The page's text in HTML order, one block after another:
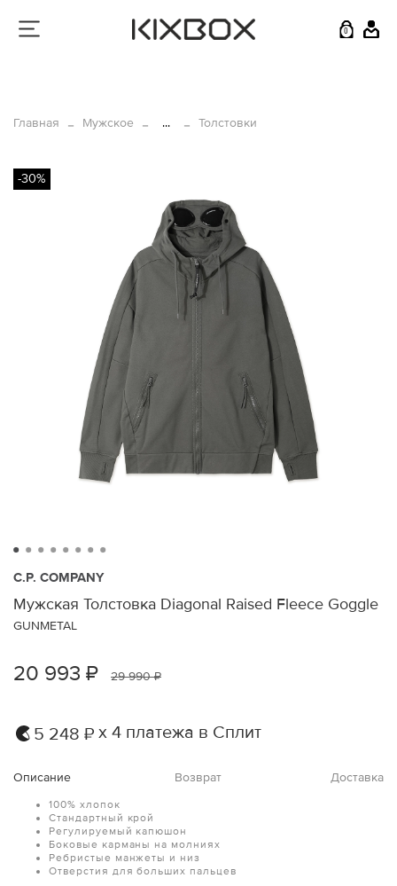
0
Главная Мужское ... Толстовки
-30%
C.P. COMPANY
Мужская Толстовка Diagonal Raised Fleece Goggle
GUNMETAL
20 993 ₽ 29 990 ₽
5 248 ₽ х 4 платежа в Сплит
Описание Возврат Доставка
100% хлопок
Стандартный крой
Регулируемый капюшон
Боковые карманы на молниях
Ребристые манжеты и низ
Отверстия для больших пальцев